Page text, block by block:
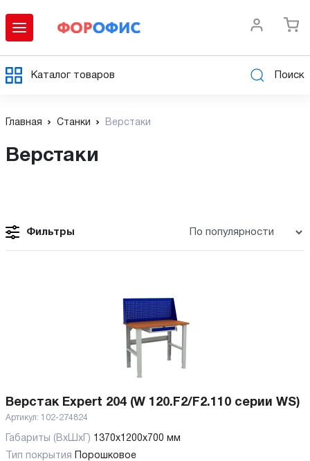
Каталог товаров Поиск
Главная Станки Верстаки
Верстаки
Фильтры
Верстак Expert 204 (W 120.F2/F2.110 серии WS)
Артикул: 102-274824
Габариты (ВхШхГ) 1370x1200x700 мм
Тип покрытия
Порошковое